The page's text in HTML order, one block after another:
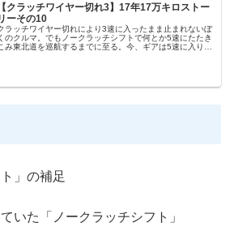
【クラッチワイヤー切れ3】17年17万キロストー
ーその10
ラッチワイヤー切れにより3速に入ったまま止まれないぼ
のクルマ。でもノークラッチシフトで何とか5速にたたき
み東北道を巡航するまでに至る。今、ギアは5速に入りっ
」の補足
いた「ノークラッチシフト」